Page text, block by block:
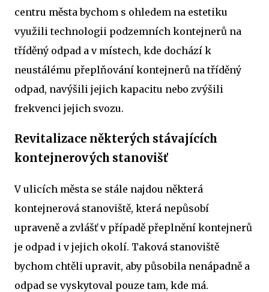
centru města bychom s ohledem na estetiku
využili technologii podzemních kontejnerů na
tříděný odpad a v místech, kde dochází k
neustálému přeplňování kontejnerů na tříděný
odpad, navýšili jejich kapacitu nebo zvýšili
frekvenci jejich svozu.
Revitalizace některých stávajících
kontejnerových stanovišť
V ulicích města se stále najdou některá
kontejnerová stanoviště, která nepůsobí
upraveně a zvlášť v případě přeplnění kontejnerů
je odpad i v jejich okolí. Taková stanoviště
bychom chtěli upravit, aby působila nenápadně a
odpad se vyskytoval pouze tam, kde má.